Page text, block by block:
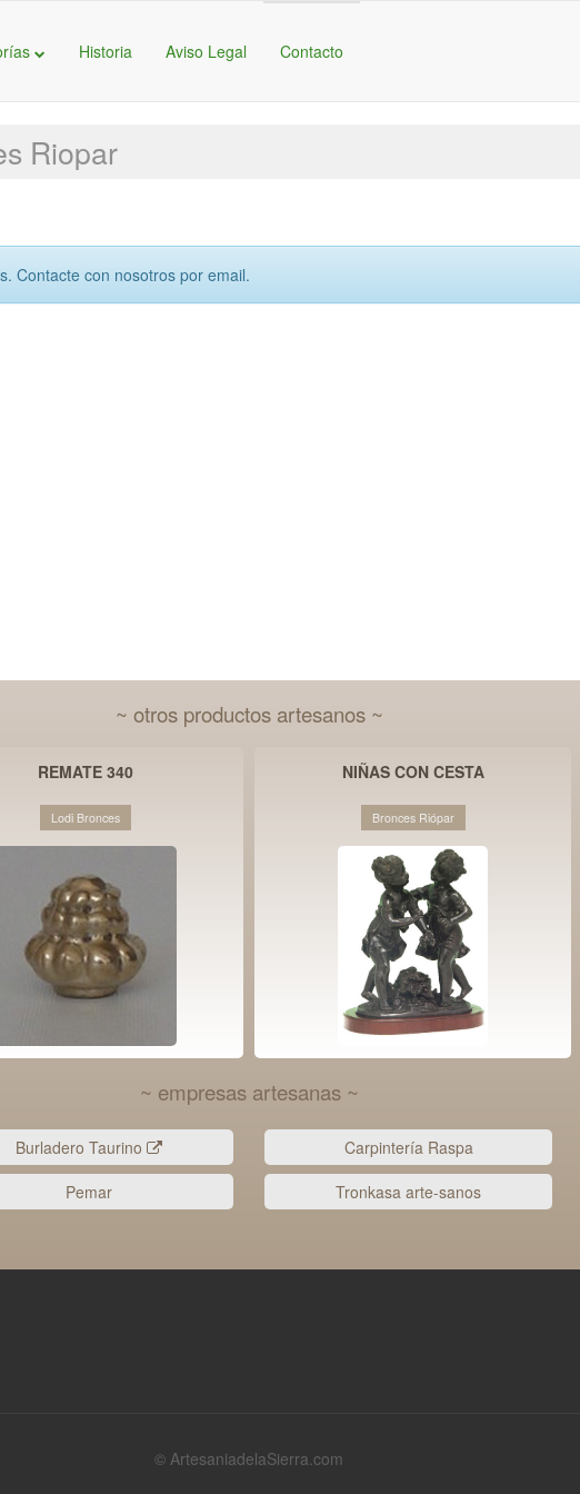
Historia Aviso Legal Contacto
Riopar
Contacte con nosotros por email.
~ otros productos artesanos ~
REMATE 340
Lodi Bronces
NIÑAS CON CESTA
Bronces Riópar
~ empresas artesanas ~
Burladero Taurino Carpintería Raspa
Pemar
Tronkasa arte-sanos
© ArtesaniadelaSierra.com